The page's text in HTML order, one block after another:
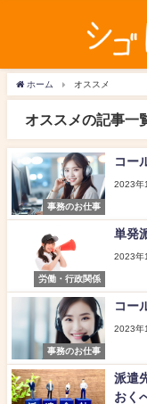
ホーム オススメ
オススメの記事一
事務のお仕事
コー
2023年
労働・行政関係
単発
2023年
事務のお仕事
コー
2023年
派遣
おく